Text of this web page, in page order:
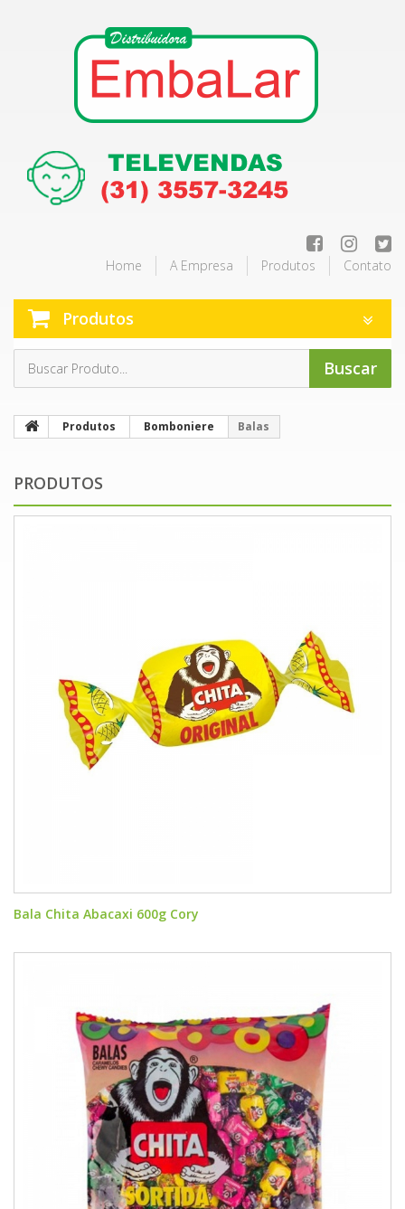
Home A Empresa Produtos Contato
Produtos
Buscar
Produtos Bomboniere Balas
PRODUTOS
Bala Chita Abacaxi 600g Cory